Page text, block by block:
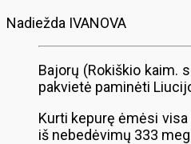
Nadiežda IVANOVA
Bajorų (Rokiškio kaim.
pakvietė paminėti
Kurti kepurę ėmėsi
iš nebedėvimų 333